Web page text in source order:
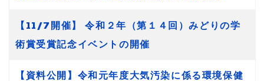
【11/7開催】 令和２年（第１４回）みどりの学
術賞受賞記念イベントの開催
【資料公開】令和元年度大気汚染に係る環境保健